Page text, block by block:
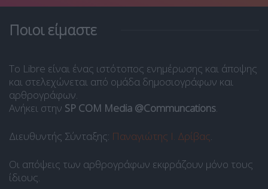
Ποιοι είμαστε
Το Libre είναι ένας ιστότοπος ενημέρωσης και άποψης
και στελεχώνεται από ομάδα δημοσιογράφων και
αρθρογράφων.
Ανήκει στην SP COM Media @Communcations.
Διευθυντής Σύνταξης: Παναγιώτης Ι. Δρίβας.
Οι απόψεις των αρθρογράφων εκφράζουν μόνο τους
ίδιους.